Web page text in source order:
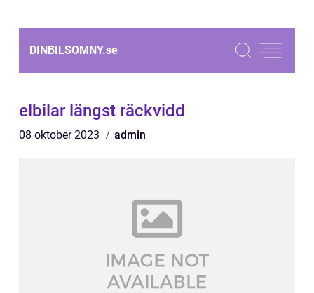
DINBILSOMNY.se
elbilar längst räckvidd
08 oktober 2023 admin